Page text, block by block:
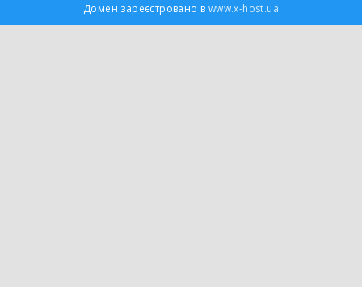
Домен зареєстровано в www.x-host.ua